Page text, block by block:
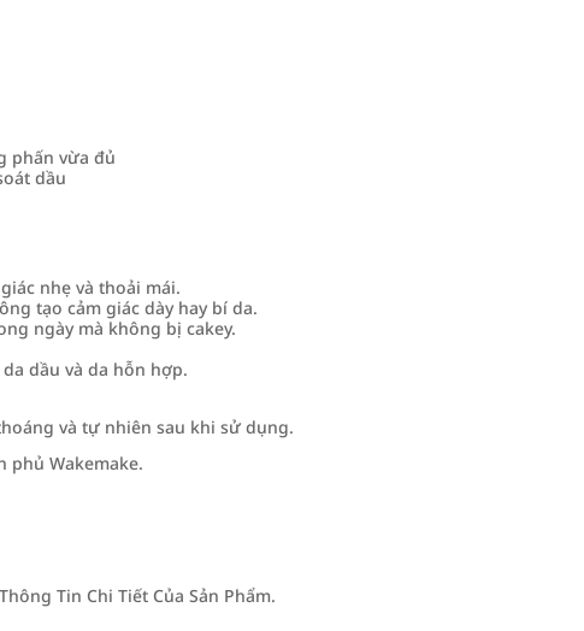
phấn vừa đủ
dầu
nhẹ và thoải mái.
tạo cảm giác dày hay bí da.
ngày mà không bị cakey.
dầu và da hỗn hợp.
và tự nhiên sau khi sử dụng.
phủ Wakemake.
Tin Chi Tiết Của Sản Phẩm.